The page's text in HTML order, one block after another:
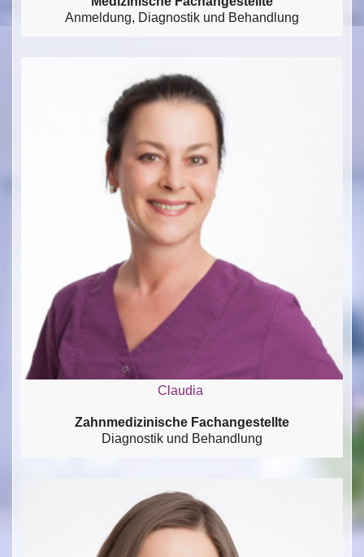
Anmeldung, Diagnostik und Behandlung
Claudia
Zahnmedizinische Fachangestellte
Diagnostik und Behandlung